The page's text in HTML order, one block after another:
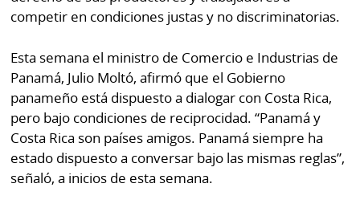
competir en condiciones justas y no discriminatorias.
Esta semana el ministro de Comercio e Industrias de
Panamá, Julio Moltó, afirmó que el Gobierno
panameño está dispuesto a dialogar con Costa Rica,
pero bajo condiciones de reciprocidad. “Panamá y
Costa Rica son países amigos. Panamá siempre ha
estado dispuesto a conversar bajo las mismas reglas”,
señaló, a inicios de esta semana.